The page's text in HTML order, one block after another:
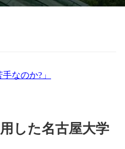
なのか?」
した名古屋大学